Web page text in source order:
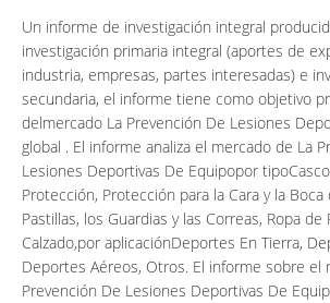
Un informe de investigación integral
investigación primaria integral (aportes de
industria, empresas, partes interesadas) e
secundaria, el informe tiene como objetivo
delmercado La Prevención De Lesiones
global . El informe analiza el mercado de La
Lesiones Deportivas De Equipopor
Protección, Protección para la Cara y la Boca
Pastillas, los Guardias y las Correas, Ropa
Calzado,por aplicaciónDeportes En Tierra,
Deportes Aéreos, Otros. El informe sobre el
Prevención De Lesiones Deportivas De